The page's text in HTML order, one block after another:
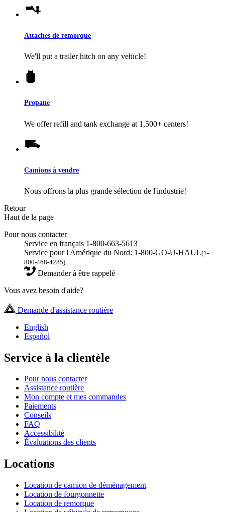
Attaches de remorque
We'll put a trailer hitch on any vehicle!
Propane
We offer refill and tank exchange at 1,500+ centers!
Camions à vendre
Nous offrons la plus grande sélection de l'industrie!
Retour
Haut de la page
Pour nous contacter
Service en français 1-800-663-5613
Service pour l'Amérique du Nord: 1-800-GO-U-HAUL(1-
800-468-4285)
Demander à être rappelé
Vous avez besoin d'aide?
Demande d'assistance routière
English
Español
Service à la clientèle
Pour nous contacter
Assistance routière
Mon compte et mes commandes
Paiements
Conseils
FAQ
Accessibilité
Évaluations des clients
Locations
Location de camion de déménagement
Location de fourgonnette
Location de remorque